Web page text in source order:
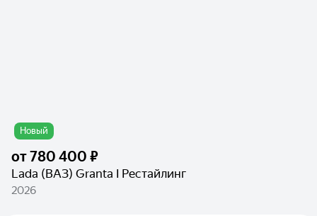
Новый
от780 400 ₽
Lada (ВАЗ) Granta I Рестайлинг
2026